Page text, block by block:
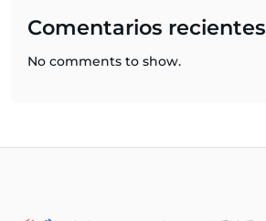
Comentarios recientes
No comments to show.